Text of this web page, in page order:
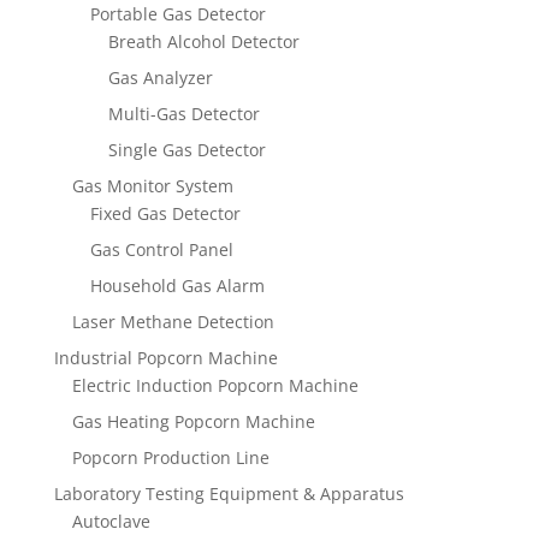
Portable Gas Detector
Breath Alcohol Detector
Gas Analyzer
Multi-Gas Detector
Single Gas Detector
Gas Monitor System
Fixed Gas Detector
Gas Control Panel
Household Gas Alarm
Laser Methane Detection
Industrial Popcorn Machine
Electric Induction Popcorn Machine
Gas Heating Popcorn Machine
Popcorn Production Line
Laboratory Testing Equipment & Apparatus
Autoclave